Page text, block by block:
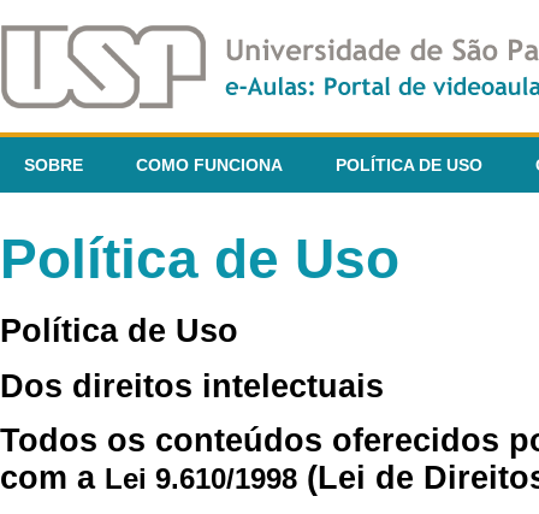
SOBRE COMO FUNCIONA POLÍTICA DE USO
Política de Uso
Política de Uso
Dos direitos intelectuais
Todos os conteúdos oferecidos
com a Lei 9.610/1998 (Lei de